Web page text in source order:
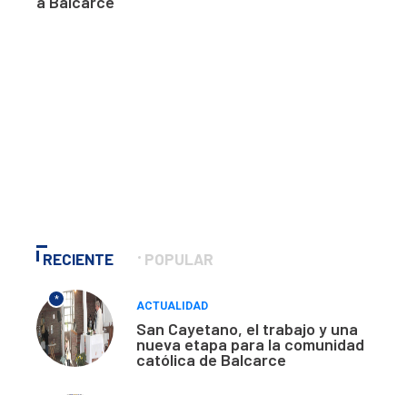
RECIENTE POPULAR
*
ACTUALIDAD
San Cayetano, el trabajo y una
nueva etapa para la comunidad
católica de Balcarce